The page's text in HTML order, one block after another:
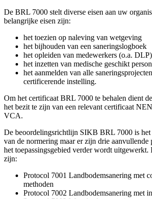
De BRL 7000 stelt diverse eisen aan uw
belangrijke eisen zijn:
het toezien op naleving van wetgeving
het bijhouden van een saneringslogboek
het opleiden van medewerkers (o.a. DLP)
het inzetten van medische geschikt
het aanmelden van alle
certificerende instelling.
Om het certificaat BRL 7000 te behalen dient
het bezit te zijn van een relevant certificaat
VCA.
De beoordelingsrichtlijn SIKB BRL 7000 is het
van de normering maar er zijn drie aanvullende
het toepassingsgebied verder wordt uitgewerkt.
zijn:
Protocol 7001 Landbodemsanering met
methoden
Protocol 7002 Landbodemsanering met